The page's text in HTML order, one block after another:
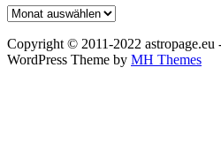
Archiv
Copyright © 2011-2022 astropage.eu
WordPress Theme by MH Themes